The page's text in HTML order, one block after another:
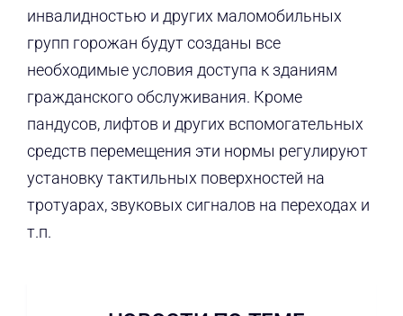
инвалидностью и других маломобильных
групп горожан будут созданы все
необходимые условия доступа к зданиям
гражданского обслуживания. Кроме
пандусов, лифтов и других вспомогательных
средств перемещения эти нормы регулируют
установку тактильных поверхностей на
тротуарах, звуковых сигналов на переходах и
т.п.